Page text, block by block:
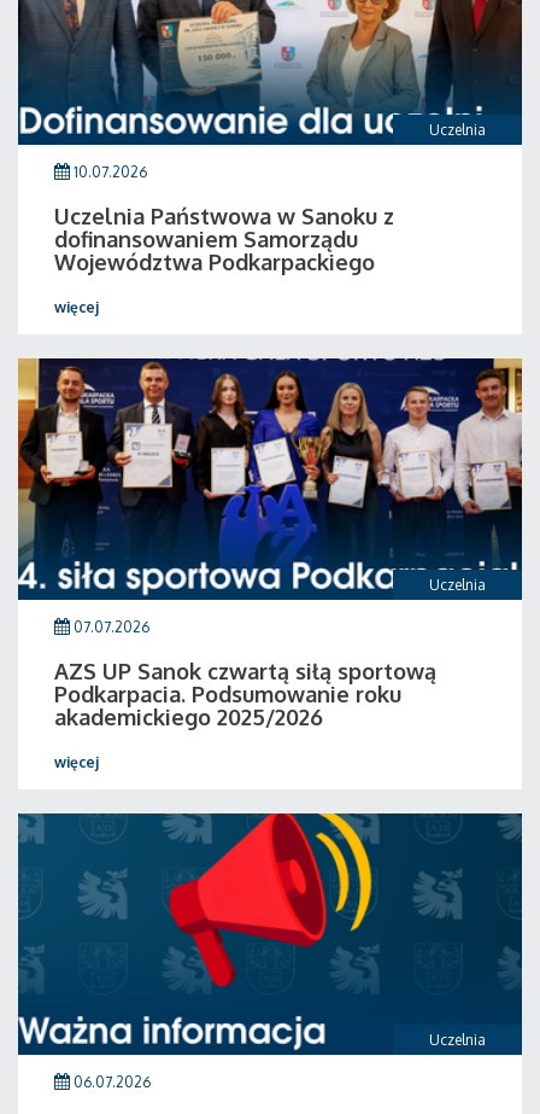
Uczelnia
10.07.2026
Uczelnia Państwowa w Sanoku z
dofinansowaniem Samorządu
Województwa Podkarpackiego
więcej
Uczelnia
07.07.2026
AZS UP Sanok czwartą siłą sportową
Podkarpacia. Podsumowanie roku
akademickiego 2025/2026
więcej
Uczelnia
06.07.2026